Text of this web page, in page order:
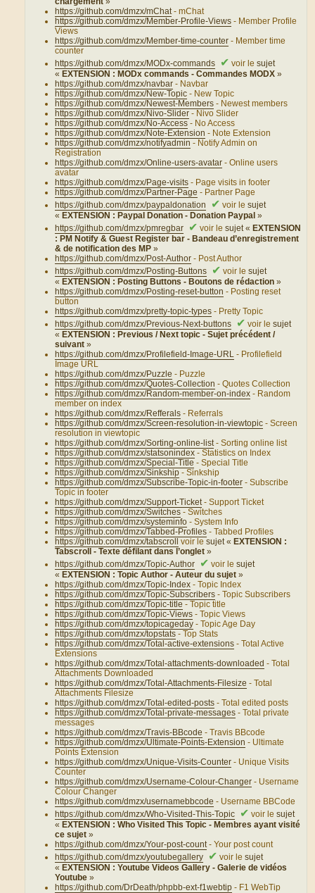
https://github.com/dmzx/mChat - mChat
https://github.com/dmzx/Member-Profile-Views - Member Profile
Views
https://github.com/dmzx/Member-time-counter - Member time
counter
https://github.com/dmzx/MODx-commands
✔ voir lesujet
« EXTENSION : MODx commands - Commandes MODX»
https://github.com/dmzx/navbar - Navbar
https://github.com/dmzx/New-Topic - New Topic
https://github.com/dmzx/Newest-Members - Newest members
https://github.com/dmzx/Nivo-Slider - Nivo Slider
https://github.com/dmzx/No-Access - No Access
https://github.com/dmzx/Note-Extension - Note Extension
https://github.com/dmzx/notifyadmin - Notify Admin on
Registration
https://github.com/dmzx/Online-users-avatar - Online users
avatar
https://github.com/dmzx/Page-visits - Page visits in footer
https://github.com/dmzx/Partner-Page - Partner Page
https://github.com/dmzx/paypaldonation
✔ voir lesujet
« EXTENSION : Paypal Donation - Donation Paypal»
https://github.com/dmzx/pmregbar
✔ voir lesujet « EXTENSION
: PM Notify & Guest Register bar - Bandeau d’enregistrement
& de notification des MP»
https://github.com/dmzx/Post-Author - Post Author
https://github.com/dmzx/Posting-Buttons
✔ voir lesujet
« EXTENSION : Posting Buttons - Boutons de rédaction»
https://github.com/dmzx/Posting-reset-button - Posting reset
button
https://github.com/dmzx/pretty-topic-types - Pretty Topic
https://github.com/dmzx/Previous-Next-buttons
✔ voir lesujet
« EXTENSION : Previous / Next topic - Sujet précédent /
suivant»
https://github.com/dmzx/Profilefield-Image-URL - Profilefield
Image URL
https://github.com/dmzx/Puzzle - Puzzle
https://github.com/dmzx/Quotes-Collection - Quotes Collection
https://github.com/dmzx/Random-member-on-index - Random
member on index
https://github.com/dmzx/Refferals - Referrals
https://github.com/dmzx/Screen-resolution-in-viewtopic - Screen
resolution in viewtopic
https://github.com/dmzx/Sorting-online-list - Sorting online list
https://github.com/dmzx/statsonindex - Statistics on Index
https://github.com/dmzx/Special-Title - Special Title
https://github.com/dmzx/Sinkship - Sinkship
https://github.com/dmzx/Subscribe-Topic-in-footer - Subscribe
Topic in footer
https://github.com/dmzx/Support-Ticket - Support Ticket
https://github.com/dmzx/Switches - Switches
https://github.com/dmzx/systeminfo - System Info
https://github.com/dmzx/Tabbed-Profiles - Tabbed Profiles
https://github.com/dmzx/tabscroll voir lesujet « EXTENSION :
Tabscroll - Texte défilant dans l’onglet»
https://github.com/dmzx/Topic-Author
✔ voir lesujet
« EXTENSION : Topic Author - Auteur du sujet»
https://github.com/dmzx/Topic-Index - Topic Index
https://github.com/dmzx/Topic-Subscribers - Topic Subscribers
https://github.com/dmzx/Topic-title - Topic title
https://github.com/dmzx/Topic-Views - Topic Views
https://github.com/dmzx/topicageday - Topic Age Day
https://github.com/dmzx/topstats - Top Stats
https://github.com/dmzx/Total-active-extensions - Total Active
Extensions
https://github.com/dmzx/Total-attachments-downloaded - Total
Attachments Downloaded
https://github.com/dmzx/Total-Attachments-Filesize - Total
Attachments Filesize
https://github.com/dmzx/Total-edited-posts - Total edited posts
https://github.com/dmzx/Total-private-messages - Total private
messages
https://github.com/dmzx/Travis-BBcode - Travis BBcode
https://github.com/dmzx/Ultimate-Points-Extension - Ultimate
Points Extension
https://github.com/dmzx/Unique-Visits-Counter - Unique Visits
Counter
https://github.com/dmzx/Username-Colour-Changer - Username
Colour Changer
https://github.com/dmzx/usernamebbcode - Username BBCode
https://github.com/dmzx/Who-Visited-This-Topic
✔ voir lesujet
« EXTENSION : Who Visited This Topic - Membres ayant visité
ce sujet»
https://github.com/dmzx/Your-post-count - Your post count
https://github.com/dmzx/youtubegallery
✔ voir lesujet
« EXTENSION : Youtube Videos Gallery - Galerie de vidéos
Youtube»
https://github.com/DrDeath/phpbb-ext-f1webtip - F1 WebTip